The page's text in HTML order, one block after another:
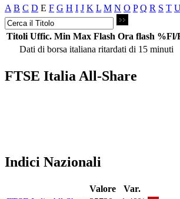
A B C D E F G H I J K L M N O P Q R S T
Titoli Uffic. Min Max Flash Ora flash %Fl/
Dati di borsa italiana ritardati di 15 minuti
FTSE Italia All-Share
Indici Nazionali
Valore
Var.